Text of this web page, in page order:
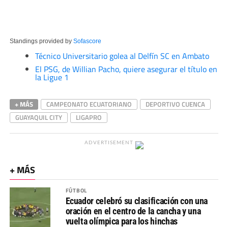
Standings provided by Sofascore
Técnico Universitario golea al Delfín SC en Ambato
El PSG, de Willian Pacho, quiere asegurar el título en
la Ligue 1
+ MÁS CAMPEONATO ECUATORIANO
DEPORTIVO CUENCA
GUAYAQUIL CITY
LIGAPRO
ADVERTISEMENT
+ MÁS
FÚTBOL
Ecuador celebró su clasificación con una
oración en el centro de la cancha y una
vuelta olímpica para los hinchas